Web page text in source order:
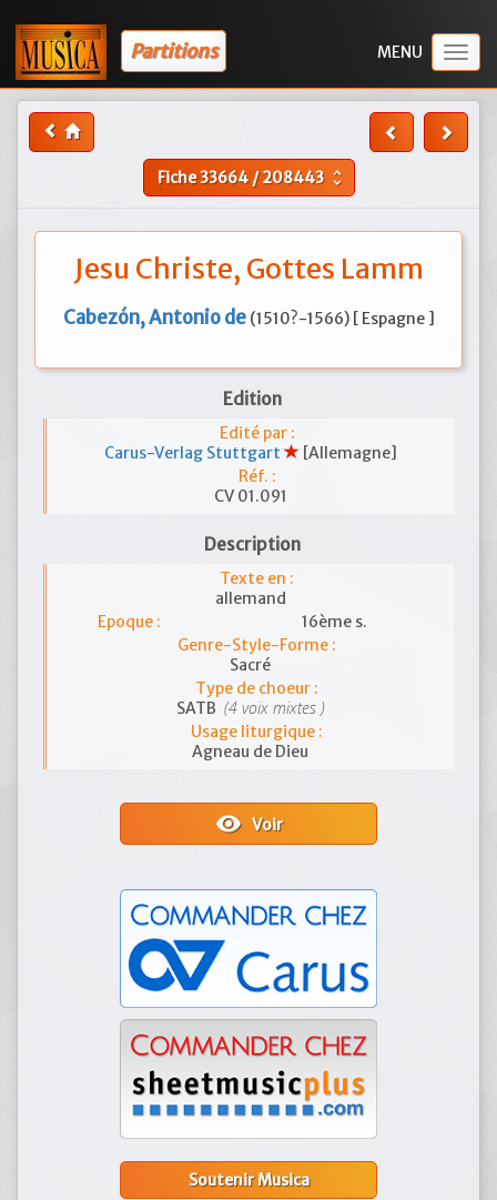
Partitions
Fiche33664/208443 unfold_more
Jesu Christe, Gottes Lamm
Cabezón, Antonio de (1510?-1566) [ Espagne ]
Edition
Edité par :
Carus-Verlag Stuttgart
[Allemagne]
Réf. :
CV 01.091
Description
Texte en :
allemand
Epoque :
16ème s.
Genre-Style-Forme :
Sacré
Type de choeur :
SATB (4 voix mixtes )
Usage liturgique :
Agneau de Dieu
visibilityVoir
Soutenir Musica